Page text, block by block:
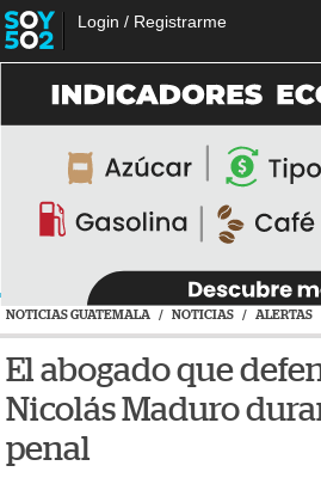
Login / Registrarme
NOTICIAS GUATEMALA / NOTICIAS / ALERTAS
El abogado que
Nicolás Maduro
penal